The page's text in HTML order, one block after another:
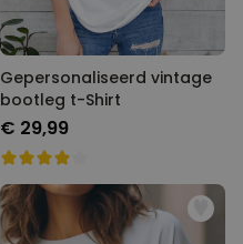
Gepersonaliseerd vintage
bootleg t-Shirt
€ 29,99